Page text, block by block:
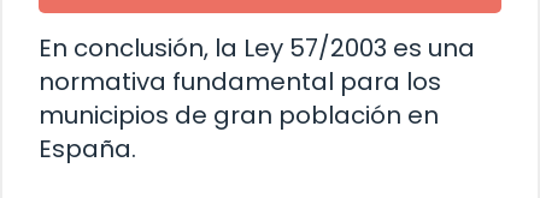
En conclusión, la Ley 57/2003 es una
normativa fundamental para los
municipios de gran población en
España.